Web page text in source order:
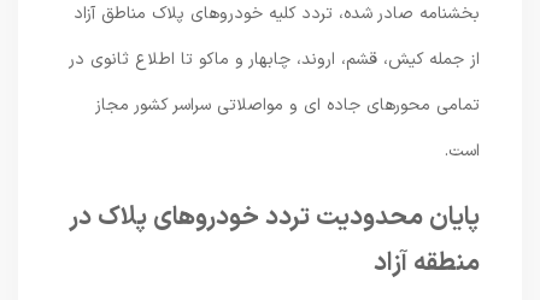
بخشنامه صادر شده، تردد کلیه خودروهای پلاک مناطق آزاد
از جمله کیش، قشم، اروند، چابهار و ماکو تا اطلاع ثانوی در
تمامی محورهای جاده ای و مواصلاتی سراسر کشور مجاز
پایان محدودیت تردد خودروهای پلاک در
منطقه آزاد